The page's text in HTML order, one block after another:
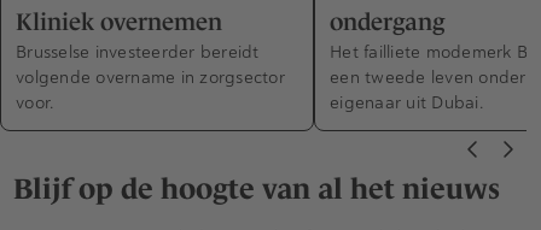
Kliniek overnemen
Brusselse investeerder bereidt
volgende overname in zorgsector
voor.
ondergang
Het failliete modemerk
een tweede leven onder
eigenaar uit Dubai.
Blijf op de hoogte van al het nieuws